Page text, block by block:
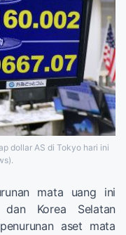
dollar AS di Tokyo hari ini
mata uang ini
Korea Selatan
aset mata